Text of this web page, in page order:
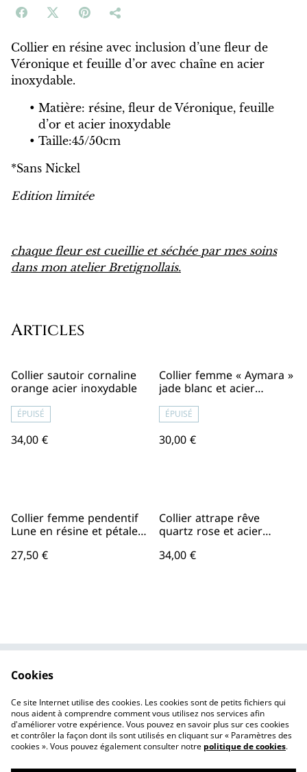
Collier en résine avec inclusion d’une fleur de
Véronique et feuille d’or avec chaîne en acier
inoxydable.
Matière: résine, fleur de Véronique, feuille
d’or et acier inoxydable
Taille:45/50cm
*Sans Nickel
Edition limitée
chaque fleur est cueillie et séchée par mes soins
dans mon atelier Bretignollais.
Articles
Collier sautoir cornaline
orange acier inoxydable
ÉPUISÉ
34,00 €
Collier femme « Aymara »
jade blanc et acier
inoxydable doré
ÉPUISÉ
30,00 €
Collier femme pendentif
Lune en résine et pétales
inoxydable
27,50 €
Collier attrape rêve
quartz rose et acier
inoxydable doré
34,00 €
Politique de
confidentialité
Politique de cookies
Cookies
Ce site Internet utilise des cookies. Les cookies sont de petits fichiers qui
nous aident à comprendre comment vous utilisez nos services afin
d'améliorer votre expérience. Vous pouvez en savoir plus sur ces cookies
et contrôler la façon dont ils sont utilisés en cliquant sur « Paramètres des
cookies ». Vous pouvez également consulter notre politique de cookies.